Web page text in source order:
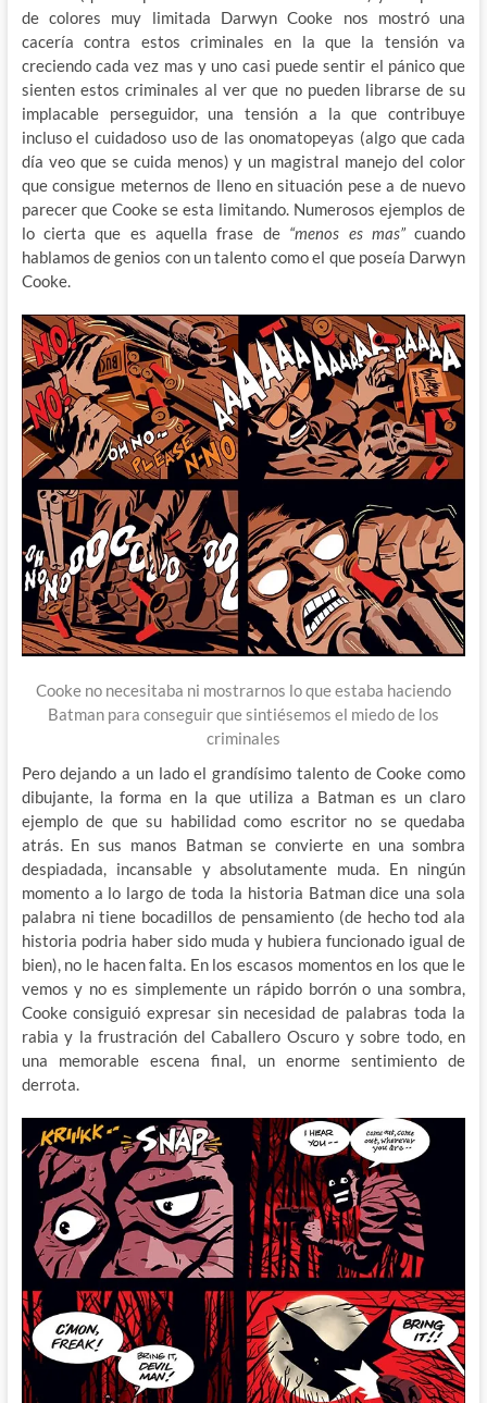
de colores muy limitada Darwyn Cooke nos mostró una
cacería contra estos criminales en la que la tensión va
creciendo cada vez mas y uno casi puede sentir el pánico que
sienten estos criminales al ver que no pueden librarse de su
implacable perseguidor, una tensión a la que contribuye
incluso el cuidadoso uso de las onomatopeyas (algo que cada
día veo que se cuida menos) y un magistral manejo del color
que consigue meternos de lleno en situación pese a de nuevo
parecer que Cooke se esta limitando. Numerosos ejemplos de
lo cierta que es aquella frase de“menos es mas”cuando
hablamos de genios con un talento como el que poseía Darwyn
Cooke.
Cooke no necesitaba ni mostrarnos lo que estaba haciendo
Batman para conseguir que sintiésemos el miedo de los
criminales
Pero dejando a un lado el grandísimo talento de Cooke como
dibujante, la forma en la que utiliza a Batman es un claro
ejemplo de que su habilidad como escritor no se quedaba
atrás. En sus manos Batman se convierte en una sombra
despiadada, incansable y absolutamente muda. En ningún
momento a lo largo de toda la historia Batman dice una sola
palabra ni tiene bocadillos de pensamiento (de hecho tod ala
historia podria haber sido muda y hubiera funcionado igual de
bien), no le hacen falta. En los escasos momentos en los que le
vemos y no es simplemente un rápido borrón o una sombra,
Cooke consiguió expresar sin necesidad de palabras toda la
rabia y la frustración del Caballero Oscuro y sobre todo, en
una memorable escena final, un enorme sentimiento de
derrota.